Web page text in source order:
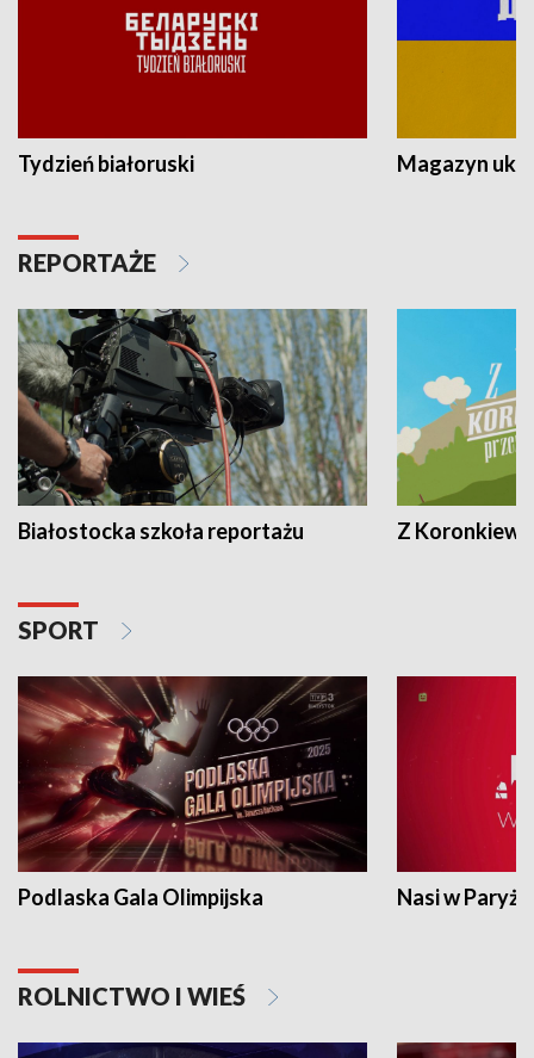
Tydzień białoruski Magazyn
REPORTAŻE
Białostocka szkoła reportażu Z
SPORT
Podlaska Gala Olimpijska Nasi w Paryżu
ROLNICTWO I WIEŚ